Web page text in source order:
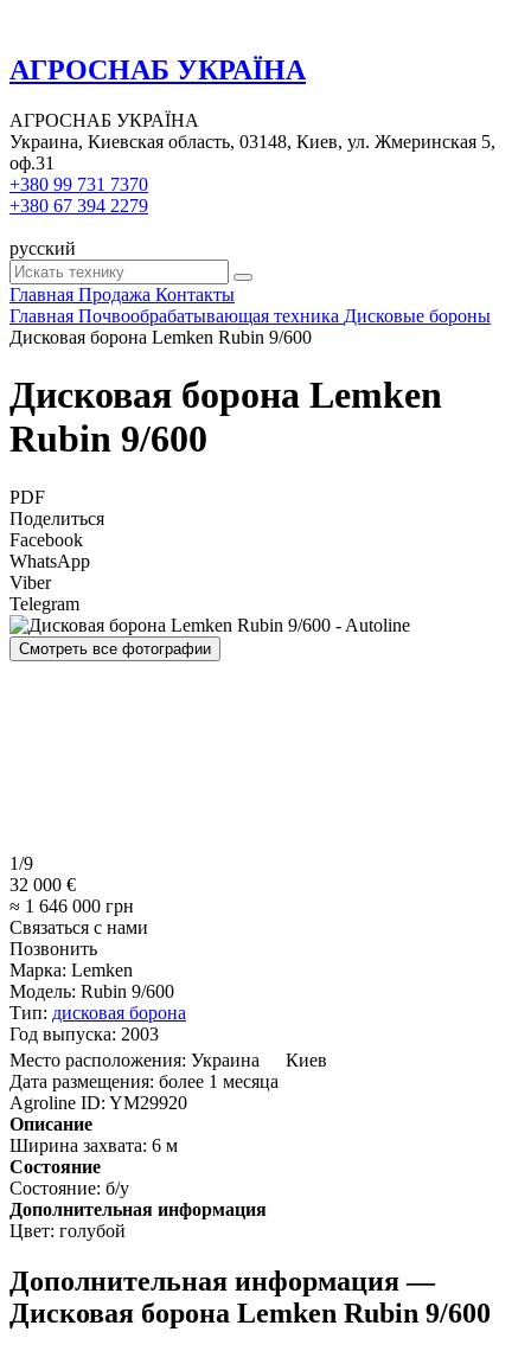
АГРОСНАБ УКРАЇНА
АГРОСНАБ УКРАЇНА
Украина, Киевская область, 03148, Киев, ул. Жмеринская 5,
оф.31
+380 99 731 7370
+380 67 394 2279
русский
Главная Продажа Контакты
Главная Почвообрабатывающая техника Дисковые бороны
Дисковая борона Lemken Rubin 9/600
Дисковая борона Lemken
Rubin 9/600
PDF
Поделиться
Facebook
WhatsApp
Viber
Telegram
Смотреть все фотографии
1/9
32 000 €
≈ 1 646 000 грн
Связаться с нами
Позвонить
Марка: Lemken
Модель: Rubin 9/600
Тип: дисковая борона
Год выпуска: 2003
Место расположения: Украина
Киев
Дата размещения: более 1 месяца
Agroline ID: YM29920
Описание
Ширина захвата: 6 м
Состояние
Состояние: б/у
Дополнительная информация
Цвет: голубой
Дополнительная информация —
Дисковая борона Lemken Rubin 9/600